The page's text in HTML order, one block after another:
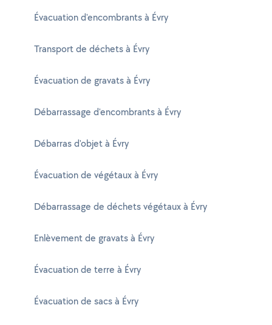
Évacuation d'encombrants à Évry
Transport de déchets à Évry
Évacuation de gravats à Évry
Débarrassage d'encombrants à Évry
Débarras d'objet à Évry
Évacuation de végétaux à Évry
Débarrassage de déchets végétaux à Évry
Enlèvement de gravats à Évry
Évacuation de terre à Évry
Évacuation de sacs à Évry